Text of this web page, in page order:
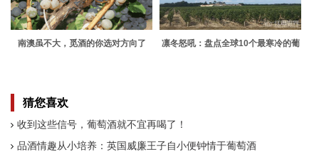
南澳虽不大，觅酒的你选对方向了
凛冬怒吼：盘点全球10个最寒冷的葡
猜您喜欢
收到这些信号，葡萄酒就不宜再喝了！
品酒情趣从小培养：英国威廉王子自小便钟情于葡萄酒